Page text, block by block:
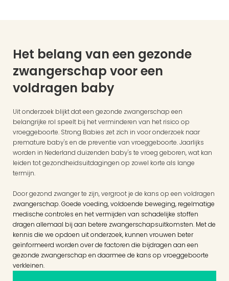
Het belang van een gezonde
zwangerschap voor een
voldragen baby
Uit onderzoek blijkt dat een gezonde zwangerschap een
belangrijke rol speelt bij het verminderen van het risico op
vroeggeboorte. Strong Babies zet zich in voor onderzoek naar
premature baby's en de preventie van vroeggeboorte. Jaarlijks
worden in Nederland duizenden baby's te vroeg geboren, wat kan
leiden tot gezondheidsuitdagingen op zowel korte als lange
termijn.
Door gezond zwanger te zijn, vergroot je de kans op een voldragen
zwangerschap. Goede voeding, voldoende beweging, regelmatige
medische controles en het vermijden van schadelijke stoffen
dragen allemaal bij aan betere zwangerschapsuitkomsten. Met de
kennis die we opdoen uit onderzoek, kunnen vrouwen beter
geïnformeerd worden over de factoren die bijdragen aan een
gezonde zwangerschap en daarmee de kans op vroeggeboorte
verkleinen.